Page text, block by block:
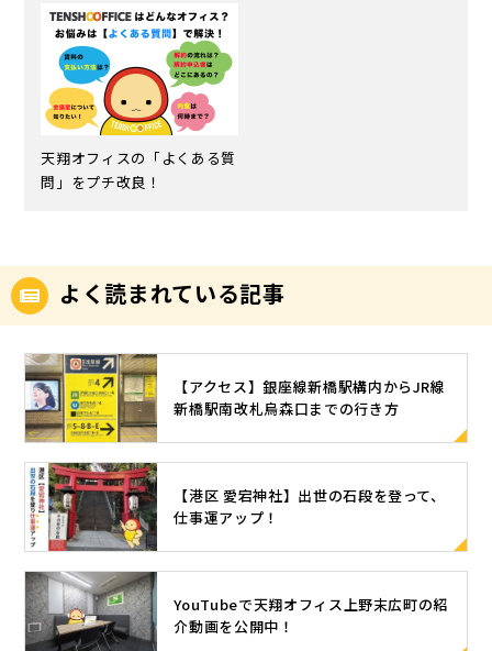
天翔オフィスの「よくある質
問」をプチ改良！
よく読まれている記事
【アクセス】銀座線新橋駅構内からJR線
新橋駅南改札烏森口までの行き方
【港区 愛宕神社】出世の石段を登って、
仕事運アップ！
YouTubeで天翔オフィス上野末広町の紹
介動画を公開中！